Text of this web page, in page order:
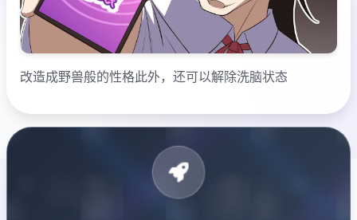
改造成野兽般的性格此外，还可以解除洗脑状态